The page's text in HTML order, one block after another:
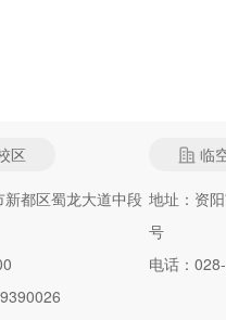
区
都区蜀龙大道中段
临
地址：资
号
电话：